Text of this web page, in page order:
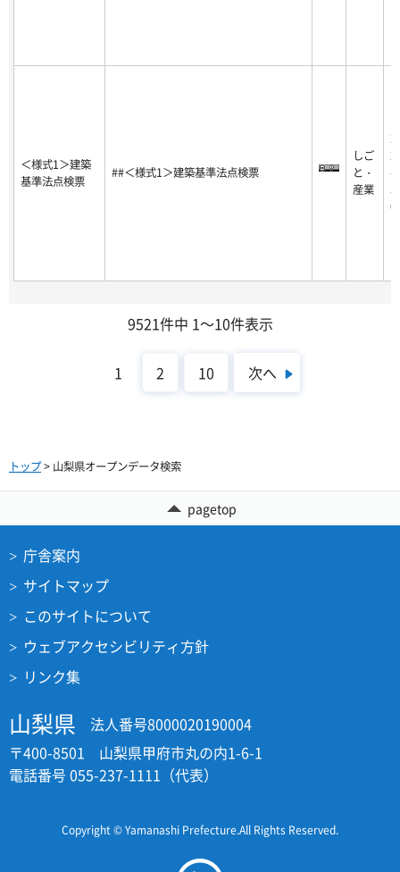
＜様式1＞建築
基準法点検票
##＜様式1＞建築基準法点検票
しご
と・
産業
-0
5-
9521件中 1～10件表示
1 2 10 次へ
トップ> 山梨県オープンデータ検索
pagetop
庁舎案内
サイトマップ
このサイトについて
ウェブアクセシビリティ方針
リンク集
山梨県
法人番号8000020190004
〒400-8501 山梨県甲府市丸の内1-6-1
電話番号 055-237-1111（代表）
Copyright © Yamanashi Prefecture.All Rights Reserved.